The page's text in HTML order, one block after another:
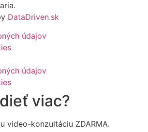
DataDriven.sk
údajov
údajov
viac?
video-konzultáciu ZDARMA.